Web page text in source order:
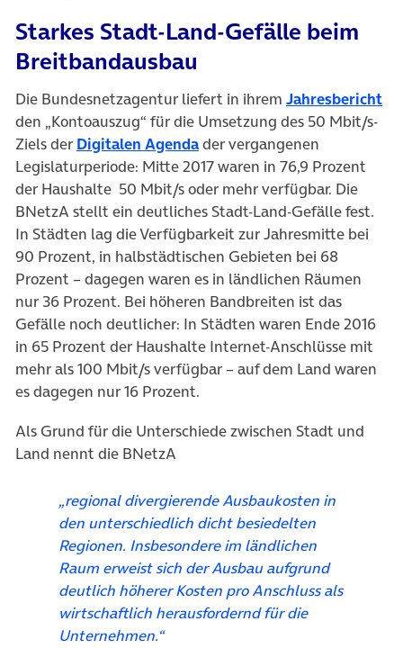
Starkes Stadt-Land-Gefälle beim
Breitbandausbau
Die Bundesnetzagentur liefert in ihrem Jahresbericht
den „Kontoauszug“ für die Umsetzung des 50 Mbit/s-
Ziels der Digitalen Agenda(öffnet in neuem Tab)
der vergangenen
Legislaturperiode: Mitte 2017 waren in 76,9 Prozent
der Haushalte 50 Mbit/s oder mehr verfügbar. Die
BNetzA stellt ein deutliches Stadt-Land-Gefälle fest.
In Städten lag die Verfügbarkeit zur Jahresmitte bei
90 Prozent, in halbstädtischen Gebieten bei 68
Prozent – dagegen waren es in ländlichen Räumen
nur 36 Prozent. Bei höheren Bandbreiten ist das
Gefälle noch deutlicher: In Städten waren Ende 2016
in 65 Prozent der Haushalte Internet-Anschlüsse mit
mehr als 100 Mbit/s verfügbar – auf dem Land waren
es dagegen nur 16 Prozent.
Als Grund für die Unterschiede zwischen Stadt und
Land nennt die BNetzA
„regional divergierende Ausbaukosten in
den unterschiedlich dicht besiedelten
Regionen. Insbesondere im ländlichen
Raum erweist sich der Ausbau aufgrund
deutlich höherer Kosten pro Anschluss als
wirtschaftlich herausfordernd für die
Unternehmen.“